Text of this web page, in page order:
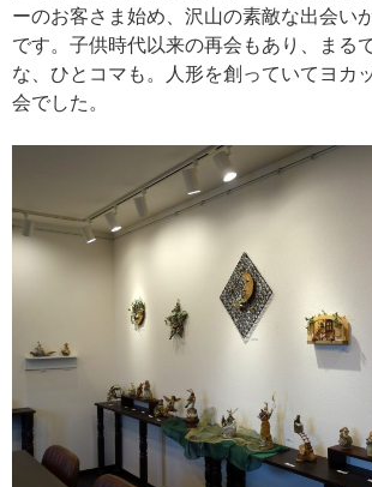
ーのお客さま始め、沢山の素敵な出会い
です。子供時代以来の再会もあり、まる
な、ひとコマも。人形を創っていてヨカ
会でした。